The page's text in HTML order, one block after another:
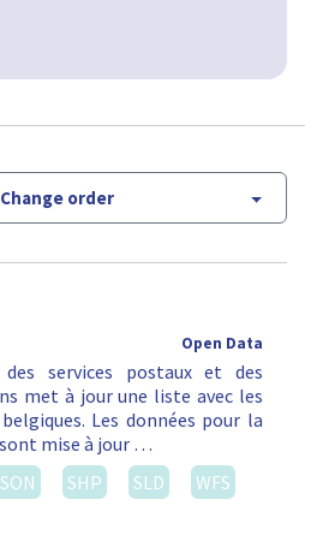
Change order
Open Data
services postaux et des
met à jour une liste avec les
Les données pour la
mise à jour …
SHP SLD
WFS